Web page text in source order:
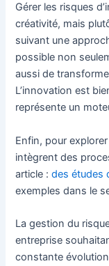
Gérer les risques
créativité, mais
suivant une
possible non
aussi de
L’innovation est
représente un
Enfin, pour
intègrent des
article :des études
exemples dans le
La gestion du
entreprise
constante